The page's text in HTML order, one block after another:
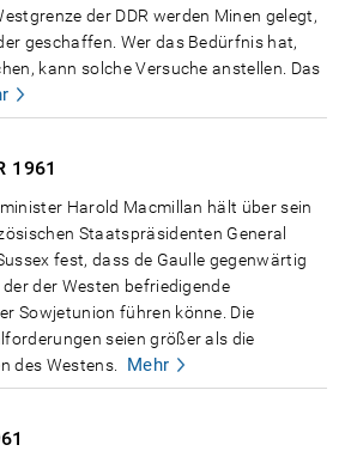
der DDR werden Minen gelegt,
geschaffen. Wer das Bedürfnis hat,
kann solche Versuche anstellen. Das
1961
Harold Macmillan hält über sein
Staatspräsidenten General
fest, dass de Gaulle gegenwärtig
der Westen befriedigende
Sowjetunion führen könne. Die
seien größer als die
des Westens.
Mehr